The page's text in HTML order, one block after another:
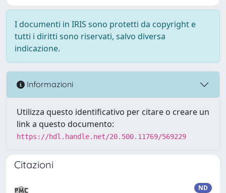
I documenti in IRIS sono protetti da copyright e
tutti i diritti sono riservati, salvo diversa
indicazione.
Informazioni
Utilizza questo identificativo per citare o creare un
link a questo documento:
https://hdl.handle.net/20.500.11769/569229
Citazioni
ND